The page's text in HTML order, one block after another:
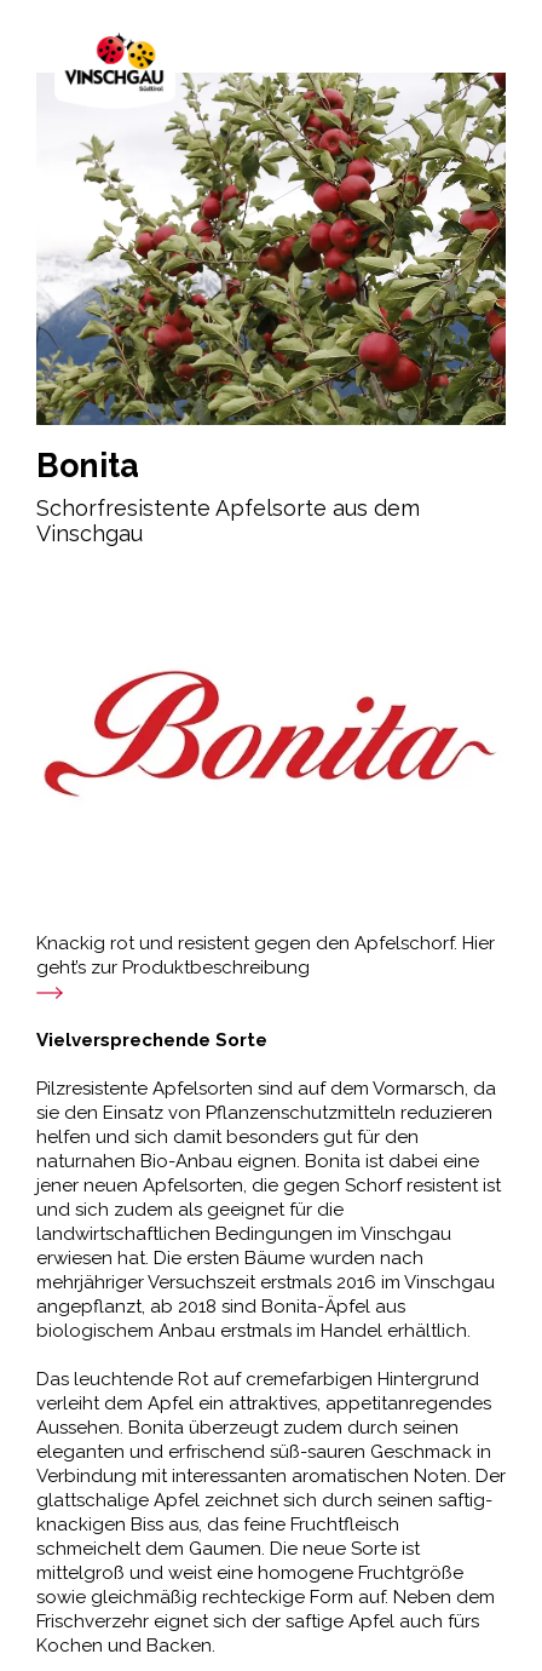
Bonita
Schorfresistente Apfelsorte aus dem
Vinschgau
Knackig rot und resistent gegen den Apfelschorf. Hier
geht’s zur Produktbeschreibung
Vielversprechende Sorte
Pilzresistente Apfelsorten sind auf dem Vormarsch, da
sie den Einsatz von Pflanzenschutzmitteln reduzieren
helfen und sich damit besonders gut für den
naturnahen Bio-Anbau eignen. Bonita ist dabei eine
jener neuen Apfelsorten, die gegen Schorf resistent ist
und sich zudem als geeignet für die
landwirtschaftlichen Bedingungen im Vinschgau
erwiesen hat. Die ersten Bäume wurden nach
mehrjähriger Versuchszeit erstmals 2016 im Vinschgau
angepflanzt, ab 2018 sind Bonita-Äpfel aus
biologischem Anbau erstmals im Handel erhältlich.
Das leuchtende Rot auf cremefarbigen Hintergrund
verleiht dem Apfel ein attraktives, appetitanregendes
Aussehen. Bonita überzeugt zudem durch seinen
eleganten und erfrischend süß-sauren Geschmack in
Verbindung mit interessanten aromatischen Noten. Der
glattschalige Apfel zeichnet sich durch seinen saftig-
knackigen Biss aus, das feine Fruchtfleisch
schmeichelt dem Gaumen. Die neue Sorte ist
mittelgroß und weist eine homogene Fruchtgröße
sowie gleichmäßig rechteckige Form auf. Neben dem
Frischverzehr eignet sich der saftige Apfel auch fürs
Kochen und Backen.